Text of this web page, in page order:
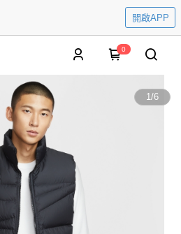
開啟APP
0
1/6